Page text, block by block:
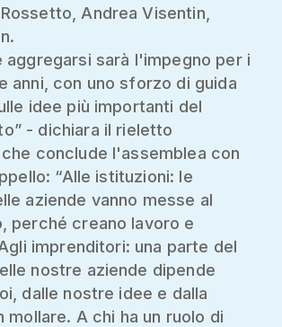
Andrea Visentin,
aggregarsi sarà l'impegno per i
anni, con uno sforzo di guida
idee più importanti del
- dichiara il rieletto
conclude l'assemblea con
“Alle istituzioni: le
aziende vanno messe al
perché creano lavoro e
imprenditori: una parte del
nostre aziende dipende
dalle nostre idee e dalla
mollare. A chi ha un ruolo di